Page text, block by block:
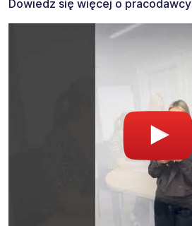
Dowiedz się więcej o pracodawcy